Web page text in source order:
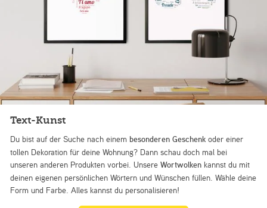
Text-Kunst
Du bist auf der Suche nach einem besonderen Geschenk oder einer
tollen Dekoration für deine Wohnung? Dann schau doch mal bei
unseren anderen Produkten vorbei. UnsereWortwolken kannst du mit
deinen eigenen persönlichen Wörtern und Wünschen füllen. Wähle deine
Form und Farbe. Alles kannst du personalisieren!